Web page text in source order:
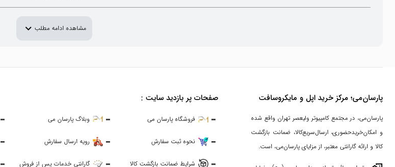
مشاهده ادامه مطلب expand_more
پارسان‌می؛ مرکز خرید اپل و مایکروسافت
پارسان‌می، در مجتمع کامپیوتر ولیعصر تهران واقع شده
و امکان‌خریدحضوری، ارسال‌سریع‌کالا، ضمانت بازگشت
کالا و ارائه گارانتی معتبر، از مزایای پارسان‌می، است.
صفحات پر بازدید سایت :
فروشگاه پارسان می وبلاگ پارسان می
نحوه ثبت سفارش رویه ارسال سفارش
شرایط ضمانت بازگشت کالا گارانتی خدمات پس از فروش